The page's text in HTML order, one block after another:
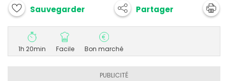
Sauvegarder Partager
1h 20min Facile Bon marché